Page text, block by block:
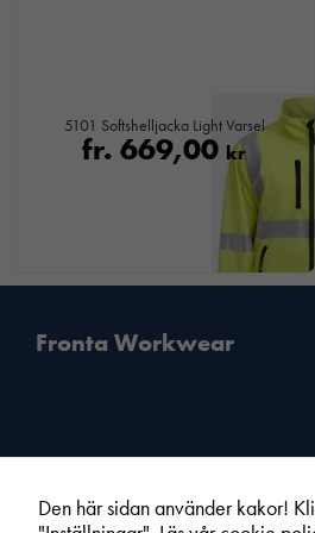
5101 Softshelljacka Light Varsel
fr.669,00 kr
Fronta Workwear
Din lokala Fronta expert
Den här sidan använder kakor!